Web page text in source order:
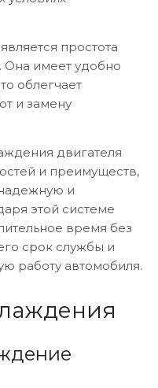
простота
Она имеет удобно
облегчает
и замену
двигателя
и преимуществ,
и
этой системе
время без
срок службы и
работу автомобиля.